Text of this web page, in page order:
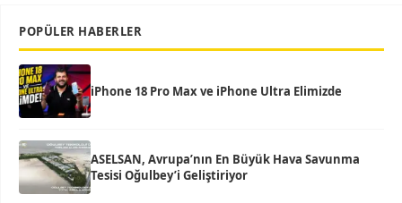
POPÜLER HABERLER
iPhone 18 Pro Max ve iPhone Ultra Elimizde
ASELSAN, Avrupa’nın En Büyük Hava Savunma
Tesisi Oğulbey’i Geliştiriyor